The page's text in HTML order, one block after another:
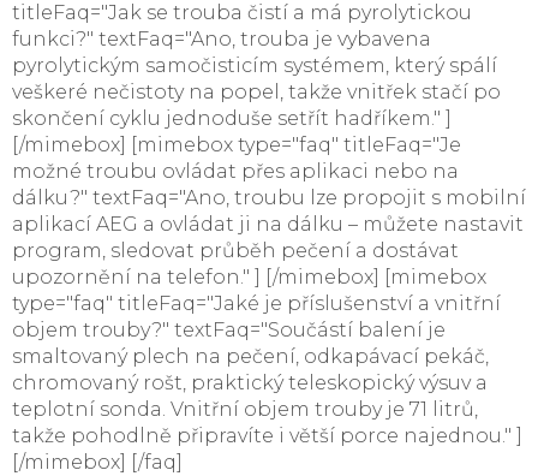
titleFaq="Jak se trouba čistí a má pyrolytickou
funkci?" textFaq="Ano, trouba je vybavena
pyrolytickým samočisticím systémem, který spálí
veškeré nečistoty na popel, takže vnitřek stačí po
skončení cyklu jednoduše setřít hadříkem." ]
[/mimebox] [mimebox type="faq" titleFaq="Je
možné troubu ovládat přes aplikaci nebo na
dálku?" textFaq="Ano, troubu lze propojit s mobilní
aplikací AEG a ovládat ji na dálku – můžete nastavit
program, sledovat průběh pečení a dostávat
upozornění na telefon." ] [/mimebox] [mimebox
type="faq" titleFaq="Jaké je příslušenství a vnitřní
objem trouby?" textFaq="Součástí balení je
smaltovaný plech na pečení, odkapávací pekáč,
chromovaný rošt, praktický teleskopický výsuv a
teplotní sonda. Vnitřní objem trouby je 71 litrů,
takže pohodlně připravíte i větší porce najednou." ]
[/mimebox] [/faq]